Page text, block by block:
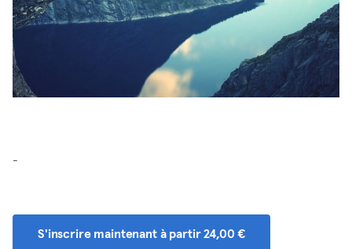
-
S'inscrire maintenant à partir 24,00 €